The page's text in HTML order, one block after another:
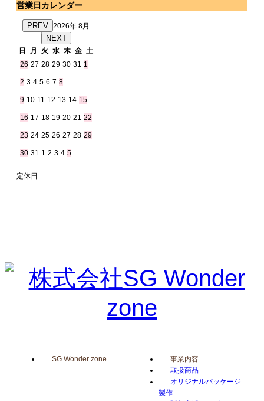
営業日カレンダー
PREV 2026年 8月
NEXT
日 月 火 水 木 金 土
26 27 28 29 30 31 1
2 3 4 5 6 7 8
9 10 11 12 13 14 15
16 17 18 19 20 21 22
23 24 25 26 27 28 29
30 31 1 2 3 4 5
定休日
SG Wonder zone
事業内容
取扱商品
オリジナルパッケージ
製作